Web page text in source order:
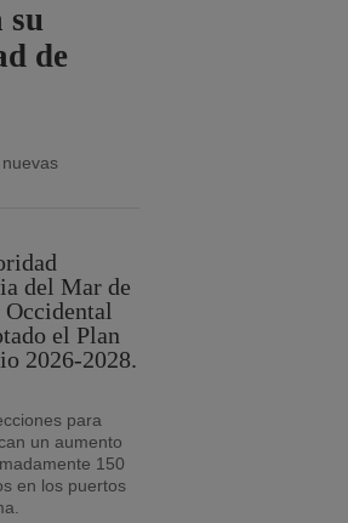
su
de
del Mar de
el Plan
2026-2028.
para
un aumento
150
en los puertos